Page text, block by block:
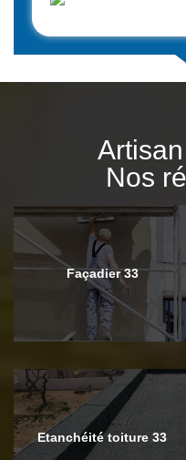
Nos
Façadier 33
Etanchéité toiture 33